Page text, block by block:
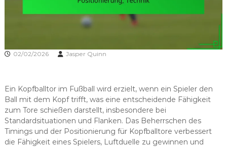
02/02/2026 Jasper Quinn
Ein Kopfballtor im Fußball wird erzielt, wenn ein Spieler den
Ball mit dem Kopf trifft, was eine entscheidende Fähigkeit
zum Tore schießen darstellt, insbesondere bei
Standardsituationen und Flanken. Das Beherrschen des
Timings und der Positionierung für Kopfballtore verbessert
die Fähigkeit eines Spielers, Luftduelle zu gewinnen und